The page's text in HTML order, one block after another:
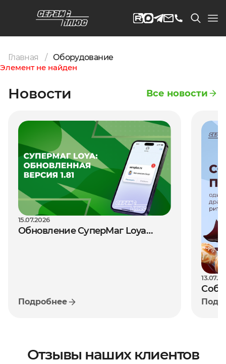
Главная
Оборудование
Элемент не найден
Новости Все новости
15.07.2026
Обновление СуперМаг Loya
Подробнее
Отзывы наших клиентов